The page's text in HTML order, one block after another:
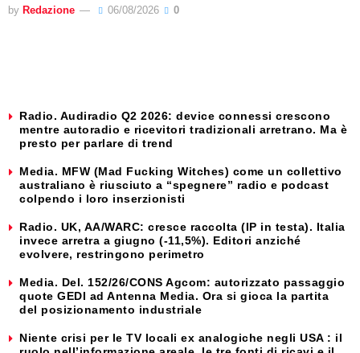
by Redazione 06/08/2026 0
Radio. Audiradio Q2 2026: device connessi crescono
mentre autoradio e ricevitori tradizionali arretrano. Ma è
presto per parlare di trend
Media. MFW (Mad Fucking Witches) come un collettivo
australiano è riusciuto a “spegnere” radio e podcast
colpendo i loro inserzionisti
Radio. UK, AA/WARC: cresce raccolta (IP in testa). Italia
invece arretra a giugno (-11,5%). Editori anziché
evolvere, restringono perimetro
Media. Del. 152/26/CONS Agcom: autorizzato passaggio
quote GEDI ad Antenna Media. Ora si gioca la partita
del posizionamento industriale
Niente crisi per le TV locali ex analogiche negli USA : il